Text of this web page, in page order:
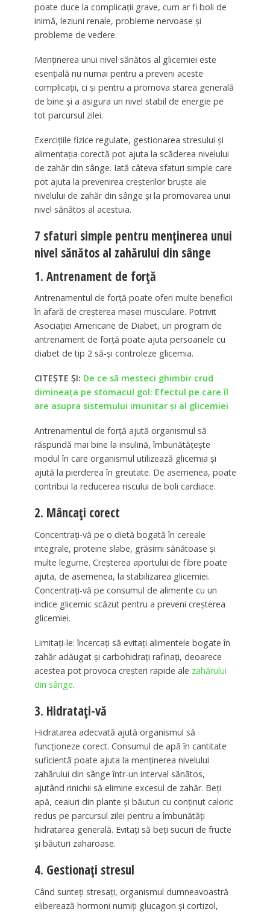
poate duce la complicații grave, cum ar fi boli de
inimă, leziuni renale, probleme nervoase și
probleme de vedere.
Menținerea unui nivel sănătos al glicemiei este
esențială nu numai pentru a preveni aceste
complicații, ci și pentru a promova starea generală
de bine și a asigura un nivel stabil de energie pe
tot parcursul zilei.
Exercițiile fizice regulate, gestionarea stresului și
alimentația corectă pot ajuta la scăderea nivelului
de zahăr din sânge. Iată câteva sfaturi simple care
pot ajuta la prevenirea creșterilor bruște ale
nivelului de zahăr din sânge și la promovarea unui
nivel sănătos al acestuia.
7 sfaturi simple pentru menținerea unui
nivel sănătos al zahărului din sânge
1. Antrenament de forță
Antrenamentul de forță poate oferi multe beneficii
în afară de creșterea masei musculare. Potrivit
Asociației Americane de Diabet, un program de
antrenament de forță poate ajuta persoanele cu
diabet de tip 2 să-și controleze glicemia.
CITEȘTE ȘI: De ce să mesteci ghimbir crud
dimineața pe stomacul gol: Efectul pe care îl
are asupra sistemului imunitar și al glicemiei
Antrenamentul de forță ajută organismul să
răspundă mai bine la insulină, îmbunătățește
modul în care organismul utilizează glicemia și
ajută la pierderea în greutate. De asemenea, poate
contribui la reducerea riscului de boli cardiace.
2. Mâncați corect
Concentrați-vă pe o dietă bogată în cereale
integrale, proteine slabe, grăsimi sănătoase și
multe legume. Creșterea aportului de fibre poate
ajuta, de asemenea, la stabilizarea glicemiei.
Concentrați-vă pe consumul de alimente cu un
indice glicemic scăzut pentru a preveni creșterea
glicemiei.
Limitați-le: încercați să evitați alimentele bogate în
zahăr adăugat și carbohidrați rafinați, deoarece
acestea pot provoca creșteri rapide ale zahărului
din sânge.
3. Hidratați-vă
Hidratarea adecvată ajută organismul să
funcționeze corect. Consumul de apă în cantitate
suficientă poate ajuta la menținerea nivelului
zahărului din sânge într-un interval sănătos,
ajutând rinichii să elimine excesul de zahăr. Beți
apă, ceaiuri din plante și băuturi cu conținut caloric
redus pe parcursul zilei pentru a îmbunătăți
hidratarea generală. Evitați să beți sucuri de fructe
și băuturi zaharoase.
4. Gestionați stresul
Când sunteți stresați, organismul dumneavoastră
eliberează hormoni numiți glucagon și cortizol,